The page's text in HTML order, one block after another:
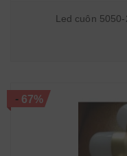
Led cuôn
-67%